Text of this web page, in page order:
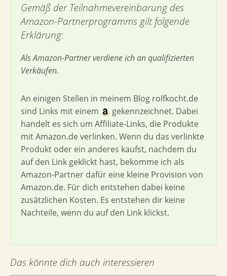
Gemäß der Teilnahmevereinbarung des
Amazon-Partnerprogramms gilt folgende
Erklärung:
Als Amazon-Partner verdiene ich an qualifizierten
Verkäufen.
An einigen Stellen in meinem Blog rolfkocht.de
sind Links mit einem
gekennzeichnet. Dabei
handelt es sich um Affiliate-Links, die Produkte
mit Amazon.de verlinken. Wenn du das verlinkte
Produkt oder ein anderes kaufst, nachdem du
auf den Link geklickt hast, bekomme ich als
Amazon-Partner dafür eine kleine Provision von
Amazon.de. Für dich entstehen dabei keine
zusätzlichen Kosten. Es entstehen dir keine
Nachteile, wenn du auf den Link klickst.
Das könnte dich auch interessieren